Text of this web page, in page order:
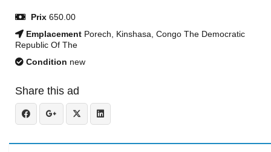
Prix 650.00
Emplacement Porech, Kinshasa, Congo The Democratic
Republic Of The
Condition new
Share this ad